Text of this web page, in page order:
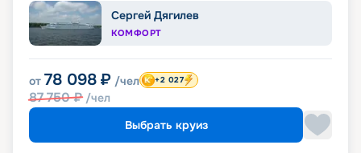
Сергей Дягилев
КОМФОРТ
от 78 098 ₽ /чел
87 750₽ /чел
+2 027
Выбрать круиз